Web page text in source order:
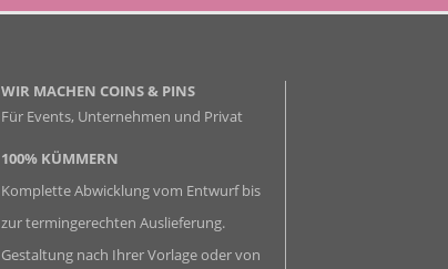
WIR MACHEN COINS & PINS
Für Events, Unternehmen und Privat
100% KÜMMERN
Komplette Abwicklung vom Entwurf bis
zur termingerechten Auslieferung.
Gestaltung nach Ihrer Vorlage oder von